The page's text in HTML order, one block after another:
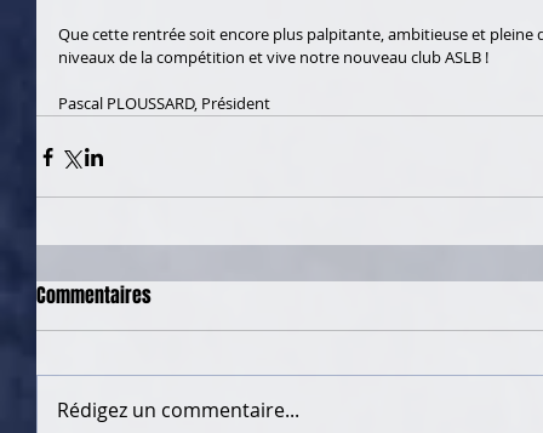
Que cette rentrée soit encore plus palpitante, ambitieuse et
niveaux de la compétition et vive notre nouveau club ASLB !
Pascal PLOUSSARD, Président
Commentaires
Rédigez un commentaire...